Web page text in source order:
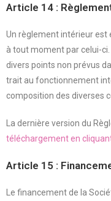
Article 14 :
Un règlement intérieur est
à tout moment par celui-
divers points non prévus
trait au fonctionnement
composition des diverses
La dernière version du
téléchargement en
Article 15 :
Le financement de la